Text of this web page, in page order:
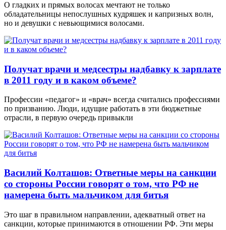
О гладких и прямых волосах мечтают не только
обладательницы непослушных кудряшек и капризных волн,
но и девушки с невьющимися волосами.
Получат врачи и медсестры надбавку к зарплате
в 2011 году и в каком объеме?
Профессии «педагог» и «врач» всегда считались профессиями
по призванию. Люди, идущие работать в эти бюджетные
отрасли, в первую очередь привыкли
Василий Колташов: Ответные меры на санкции
со стороны России говорят о том, что РФ не
намерена быть мальчиком для битья
Это шаг в правильном направлении, адекватный ответ на
санкции, которые принимаются в отношении РФ. Эти меры